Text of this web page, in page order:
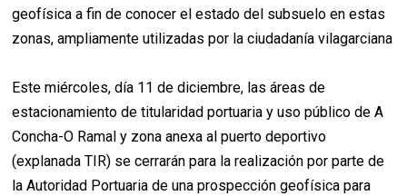
geofísica a fin de conocer el estado del subsuelo en estas
zonas, ampliamente utilizadas por la ciudadanía vilagarciana
Este miércoles, día 11 de diciembre, las áreas de
estacionamiento de titularidad portuaria y uso público de A
Concha-O Ramal y zona anexa al puerto deportivo
(explanada TIR) se cerrarán para la realización por parte de
la Autoridad Portuaria de una prospección geofísica para